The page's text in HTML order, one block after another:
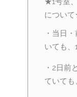
につい
・当日
いても、
・2日前
ていても